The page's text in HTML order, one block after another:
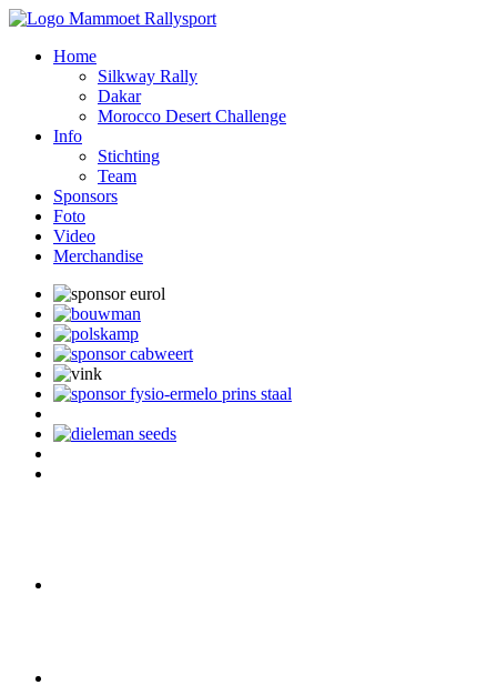
Home
Silkway Rally
Dakar
Morocco Desert Challenge
Info
Stichting
Team
Sponsors
Foto
Video
Merchandise